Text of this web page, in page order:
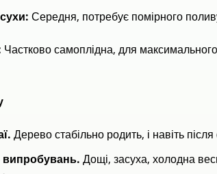
Середня, потребує помірного
Частково самоплідна, для
Дерево стабільно родить, і навіть
випробувань. Дощі, засуха, холодна